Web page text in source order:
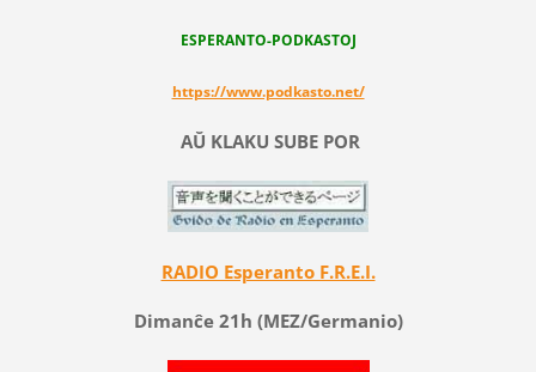
ESPERANTO-PODKASTOJ
https://www.podkasto.net/
AŬ KLAKU SUBE POR
RADIO Esperanto F.R.E.I.
Dimanĉe 21h (MEZ/Germanio)